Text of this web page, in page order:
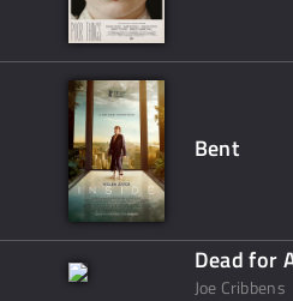
Bent
Dead for
Joe Cribbens